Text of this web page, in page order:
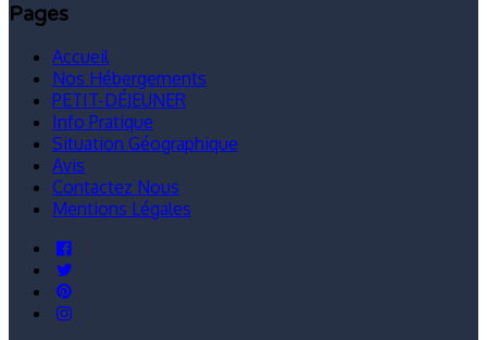
Pages
Accueil
Nos Hébergements
PETIT-DÉJEUNER
Info Pratique
Situation Géographique
Avis
Contactez Nous
Mentions Légales